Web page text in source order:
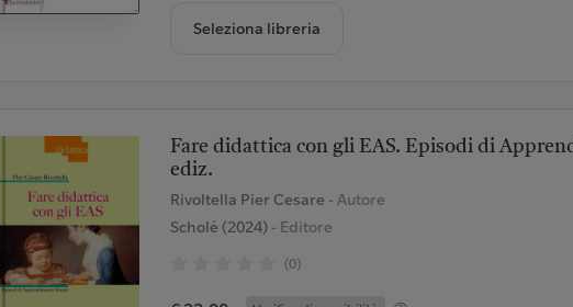
Seleziona libreria
Fare didattica con gli EAS. Episodi di
ediz.
Rivoltella Pier Cesare - Autore
Scholé (2024)- Editore
(0)